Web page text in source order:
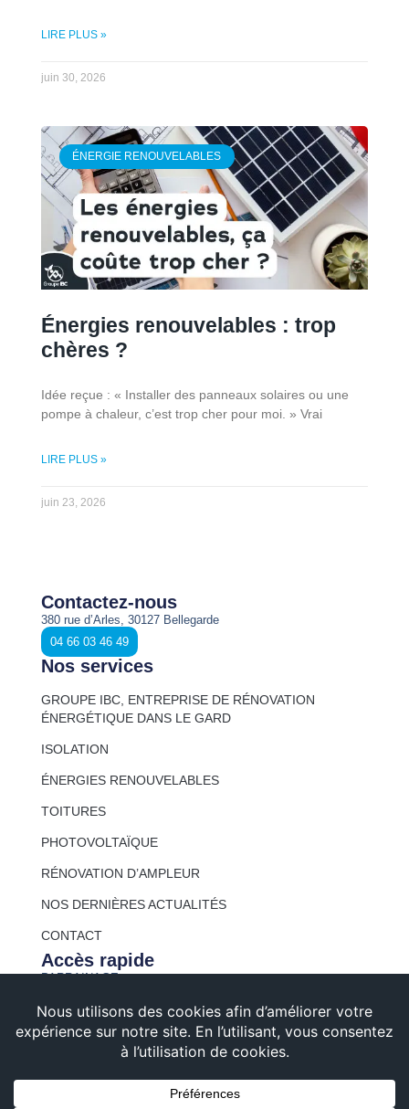
LIRE PLUS »
juin 30, 2026
ÉNERGIE RENOUVELABLES
Énergies renouvelables : trop
chères ?
Idée reçue : « Installer des panneaux solaires ou une
pompe à chaleur, c’est trop cher pour moi. » Vrai
LIRE PLUS »
juin 23, 2026
Nos services
GROUPE IBC, ENTREPRISE DE RÉNOVATION
ÉNERGÉTIQUE DANS LE GARD
ISOLATION
ÉNERGIES RENOUVELABLES
TOITURES
PHOTOVOLTAÏQUE
RÉNOVATION D’AMPLEUR
NOS DERNIÈRES ACTUALITÉS
CONTACT
Accès rapide
PARRAINAGE
PARTENAIRES
IBC RECRUTE
Contactez-nous
380 rue d’Arles, 30127 Bellegarde
04 66 03 46 49